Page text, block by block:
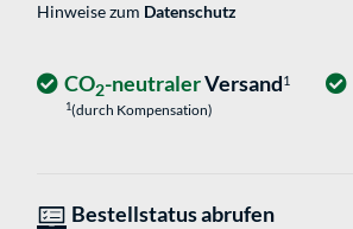
Hinweise zum Datenschutz
CO2-neutralerVersand1
1(durch Kompensation)
Bestellstatus abrufen